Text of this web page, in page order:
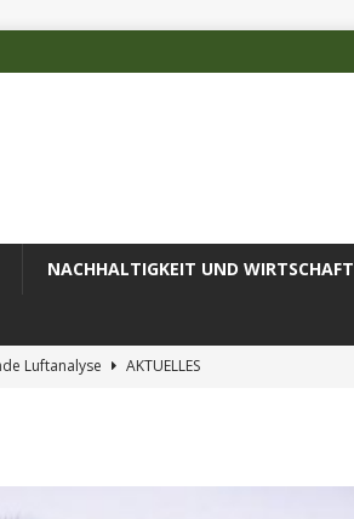
NACHHALTIGKEIT UND WIRTSCHAFT
Luftanalyse
AKTUELLES
des Deutschen Alpenvereins mit DBU-Förderung